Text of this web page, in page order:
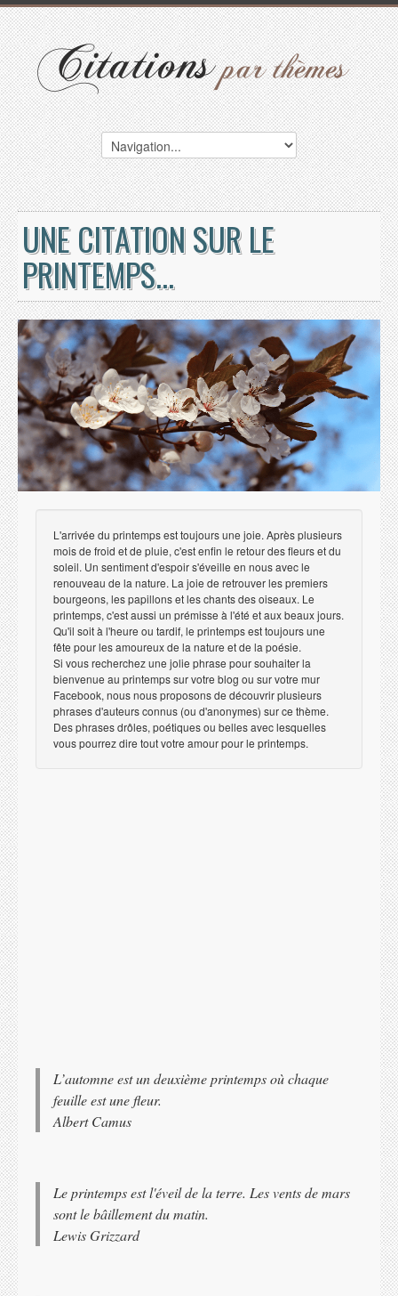
UNE CITATION SUR LE
PRINTEMPS...
L'arrivée du printemps est toujours une joie. Après plusieurs
mois de froid et de pluie, c'est enfin le retour des fleurs et du
soleil. Un sentiment d'espoir s'éveille en nous avec le
renouveau de la nature. La joie de retrouver les premiers
bourgeons, les papillons et les chants des oiseaux. Le
printemps, c'est aussi un prémisse à l'été et aux beaux jours.
Qu'il soit à l'heure ou tardif, le printemps est toujours une
fête pour les amoureux de la nature et de la poésie.
Si vous recherchez une jolie phrase pour souhaiter la
bienvenue au printemps sur votre blog ou sur votre mur
Facebook, nous nous proposons de découvrir plusieurs
phrases d'auteurs connus (ou d'anonymes) sur ce thème.
Des phrases drôles, poétiques ou belles avec lesquelles
vous pourrez dire tout votre amour pour le printemps.
L’automne est un deuxième printemps où chaque
feuille est une fleur.
Albert Camus
Le printemps est l'éveil de la terre. Les vents de mars
sont le bâillement du matin.
Lewis Grizzard